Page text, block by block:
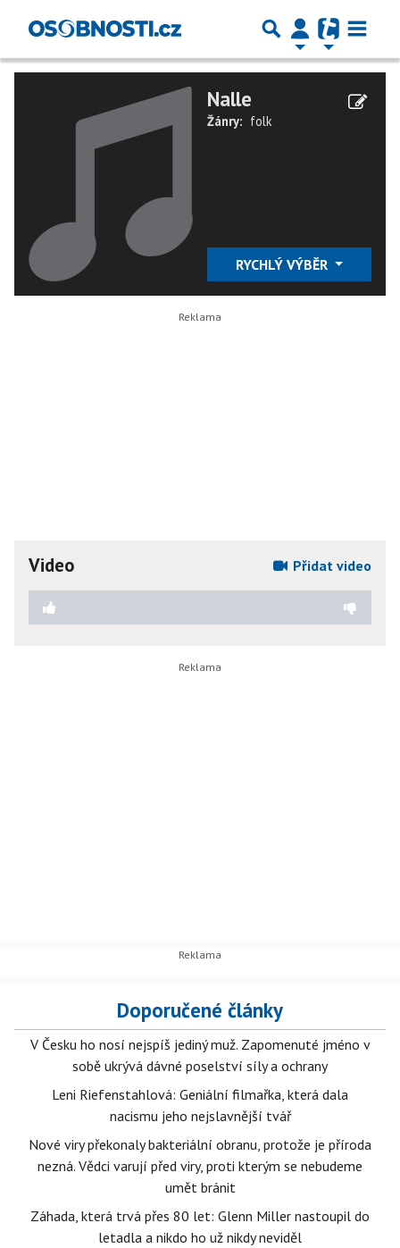
Nalle
Žánry: folk
RYCHLÝ VÝBĚR
Video Přidat video
Doporučené články
V Česku ho nosí nejspíš jediný muž. Zapomenuté jméno v
sobě ukrývá dávné poselství síly a ochrany
Leni Riefenstahlová: Geniální filmařka, která dala
nacismu jeho nejslavnější tvář
Nové viry překonaly bakteriální obranu, protože je příroda
nezná. Vědci varují před viry, proti kterým se nebudeme
umět bránit
Záhada, která trvá přes 80 let: Glenn Miller nastoupil do
letadla a nikdo ho už nikdy neviděl